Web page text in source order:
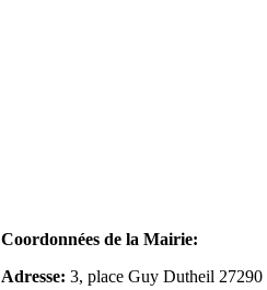
Coordonnées de la Mairie:
Adresse: 3, place Guy Dutheil 27290